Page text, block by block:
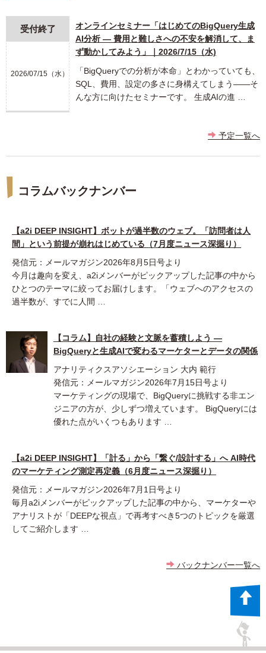
受付終了
2026/07/15（水）
オンラインセミナー「はじめてのBigQuery生成
AI分析 ― 費用と難しさへの不安を解消して、ま
ず動かしてみよう」｜2026/7/15（水)
「BigQueryでの分析が本命」とわかっていても、
SQL、費用、設定の多さに身構えてしまう――そ
んな方に向けたセミナーです。 生成AIの進 …
予定一覧へ
コラムバックナンバー
【a2i DEEP INSIGHT】ボットが過半数のウェブ。「訪問者は人
間」という前提が崩れはじめている（7月度ニュース深掘り）
発信元：メールマガジン2026年8月5日号より
今月は趣向を変え、a2iメンバーがピックアップした記事の中から
ひとつのテーマに絞ってお届けします。「ウェブへのアクセスの
過半数が、すでに人間 …
【コラム】自社の経験と文脈を蓄積しよう ―
BigQueryと生成AIで変わるマーケターとデータの関係
アナリティクスアソシエーション 大内 範行
発信元：メールマガジン2026年7月15日号より
マーケティングの現場で、BigQueryに挑戦する非エン
ジニアの方が、少しずつ増えています。 BigQueryには
優れた点がいくつもあります …
【a2i DEEP INSIGHT】「計る」から「繋ぐ/設計する」へ AI時代
のマーケティング測定再定義（6月度ニュース深掘り）
発信元：メールマガジン2026年7月1日号より
毎月a2iメンバーがピックアップした記事の中から、マーケターや
アナリストが「DEEPな視点」で再考すべき5つのトピックを厳選
してご紹介します …
バックナンバー一覧へ